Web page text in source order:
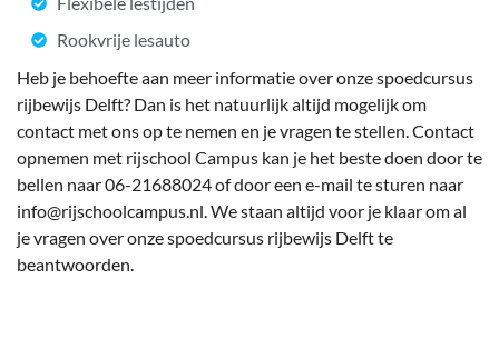
Rookvrije lesauto
Heb je behoefte aan meer informatie over onze spoedcursus
rijbewijs Delft? Dan is het natuurlijk altijd mogelijk om
contact met ons op te nemen en je vragen te stellen. Contact
opnemen met rijschool Campus kan je het beste doen door te
bellen naar 06-21688024 of door een e-mail te sturen naar
info@rijschoolcampus.nl. We staan altijd voor je klaar om al
je vragen over onze spoedcursus rijbewijs Delft te
beantwoorden.